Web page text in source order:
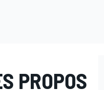
PROPOS